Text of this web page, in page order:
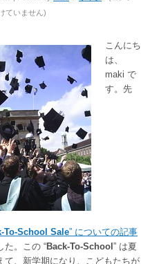
ていません)
こんにち
は、
maki で
す。先
To-School Sale” についての記事
た。この “Back-To-School ” は夏
て、新学期になり、こどもたちが